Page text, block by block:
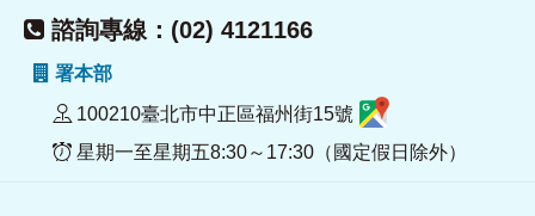
諮詢專線：(02) 4121166
署本部
100210臺北市中正區福州街15號
星期一至星期五8:30～17:30（國定假日除外）